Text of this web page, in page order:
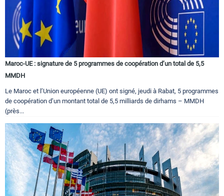
Maroc-UE : signature de 5 programmes de coopération d’un total de 5,5
MMDH
Le Maroc et l’Union européenne (UE) ont signé, jeudi à Rabat, 5 programmes
de coopération d’un montant total de 5,5 milliards de dirhams – MMDH
(près...